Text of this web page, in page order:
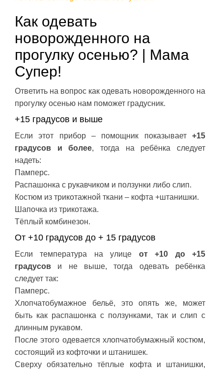
Как одевать
новорожденного на
прогулку осенью? | Мама
Супер!
Ответить на вопрос как одевать новорожденного на
прогулку осенью нам поможет градусник.
+15 градусов и выше
Если этот прибор – помощник показывает +15
градусов и более, тогда на ребёнка следует
надеть:
Памперс.
Распашонка с рукавчиком и ползунки либо слип.
Костюм из трикотажной ткани – кофта +штанишки.
Шапочка из трикотажа.
Тёплый комбинезон.
От +10 градусов до + 15 градусов
Если температура на улице от +10 до +15
градусов и не выше, тогда одевать ребёнка
следует так:
Памперс.
Хлопчатобумажное бельё, это опять же, может
быть как распашонка с ползунками, так и слип с
длинным рукавом.
После этого одевается хлопчатобумажный костюм,
состоящий из кофточки и штанишек.
Сверху обязательно тёплые кофта и штанишки,